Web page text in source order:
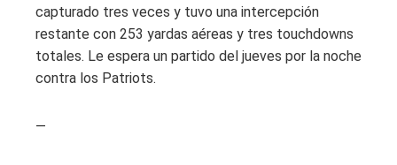
capturado tres veces y tuvo una intercepción
restante con 253 yardas aéreas y tres touchdowns
totales. Le espera un partido del jueves por la noche
contra los Patriots.
—